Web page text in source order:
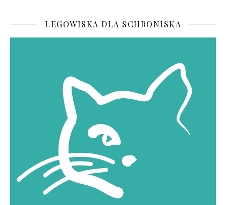
LEGOWISKA DLA SCHRONISKA